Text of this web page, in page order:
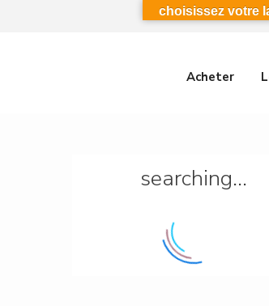
Acheter
searching...
choisissez votre